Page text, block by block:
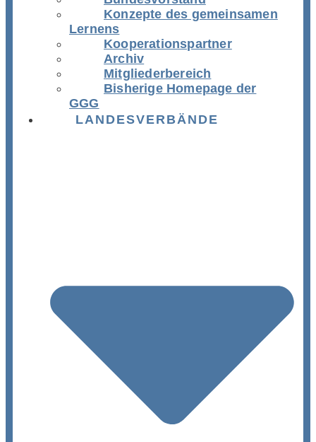
Konzepte des gemeinsamen
Lernens
Kooperationspartner
Archiv
Mitgliederbereich
Bisherige Homepage der
GGG
LANDESVERBÄNDE